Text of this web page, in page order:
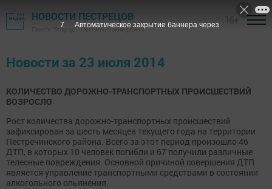
НОВОСТИ ПЕСТРЕЦОВ
Газета "Вперед" - Пестречинский район
Новости за 23 июля 2014
КОЛИЧЕСТВО ДОРОЖНО-ТРАНСПОРТНЫХ ПРОИСШЕСТВИЙ
ВОЗРОСЛО
Рост количества дорожно-транспортных происшествий
зафиксирован за шесть месяцев текущего года на территории
Пестречинского района. Всего за этот период произошло 46
ДТП, в которых 10 человек погибли и 67 получили различные
телесные повреждения. Основной причиной совершения ДТП
является управление транспортными средствами в состоянии
алкогольного опьянения.
7 Автоматическое закрытие баннера через